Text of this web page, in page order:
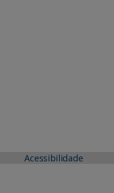
Acessibilidade